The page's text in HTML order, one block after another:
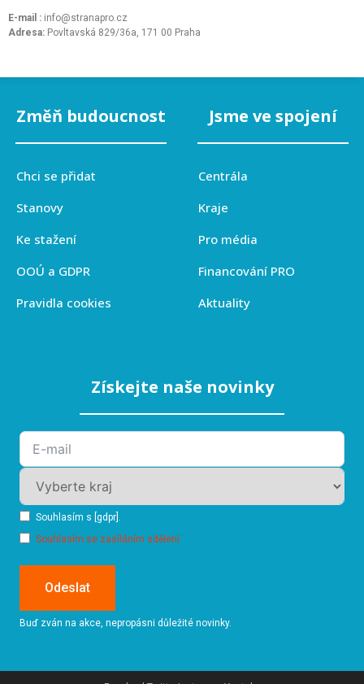
E-mail : info@stranapro.cz
Adresa: Povltavská 829/36a, 171 00 Praha
Změň budoucnost
Chci se přidat
Stanovy
Ke stažení
OOÚ a GDPR
Pravidla cookies
Jsme ve spojení
Centrála
Kraje
Pro média
Financování PRO
Aktuality
Získejte naše novinky
Souhlasím s [gdpr].
Souhlasím se zasíláním sdělení
Odeslat
Buď zván na akce, nepropásni důležité novinky.